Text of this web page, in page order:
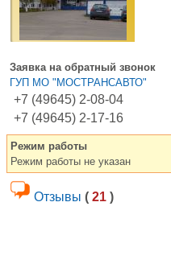
Заявка на обратный звонок
ГУП МО "МОСТРАНСАВТО"
+7 (49645) 2-08-04
+7 (49645) 2-17-16
Режим работы
Режим работы не указан
Отзывы ( 21 )